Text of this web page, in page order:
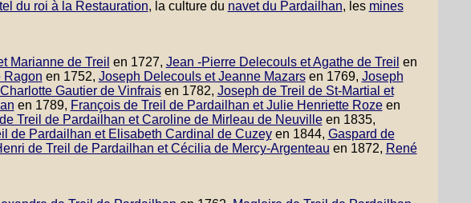
du roi à la Restauration, la culture du navet du Pardailhan, les mines
Marianne de Treil en 1727, Jean -Pierre Delecouls et Agathe de Treil en
Ragon en 1752, Joseph Delecouls et Jeanne Mazarsen 1769, Joseph
Gautier de Vinfraisen 1782, Joseph de Treil de St-Martial et
en 1789, François de Treil de Pardailhan et Julie Henriette Rozeen
Treil de Pardailhan et Caroline de Mirleau de Neuvilleen 1835,
de Pardailhan et Elisabeth Cardinal de Cuzeyen 1844, Gaspard de
de Treil de Pardailhan et Cécilia de Mercy-Argenteau en 1872, René